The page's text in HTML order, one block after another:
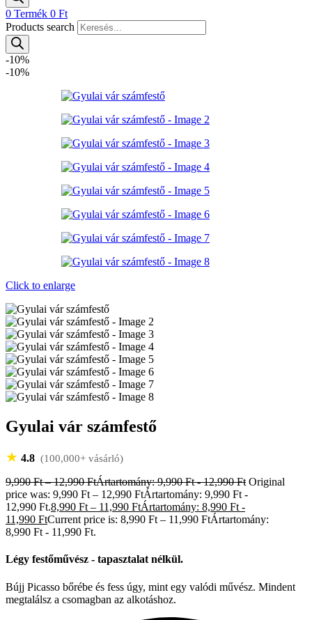
0 Termék 0 Ft
Products search
-10%
-10%
Click to enlarge
Gyulai vár számfestő
★ 4.8 (100,000+ vásárló)
9,990Ft – 12,990FtÁrtartomány: 9,990 Ft - 12,990 Ft Original
price was: 9,990 Ft – 12,990 FtÁrtartomány: 9,990 Ft -
12,990 Ft.8,990 Ft – 11,990 FtÁrtartomány: 8,990 Ft -
11,990 FtCurrent price is: 8,990 Ft – 11,990 FtÁrtartomány:
8,990 Ft - 11,990 Ft.
Légy festőművész - tapasztalat nélkül.
Bújj Picasso bőrébe és fess úgy, mint egy valódi művész. Mindent
megtalálsz a csomagban az alkotáshoz.